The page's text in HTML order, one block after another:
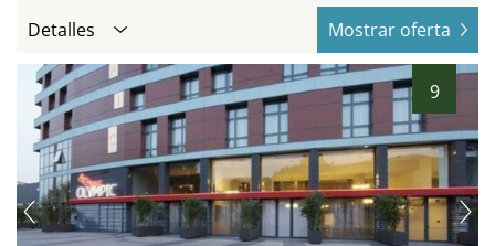
Detalles Mostrar oferta
9